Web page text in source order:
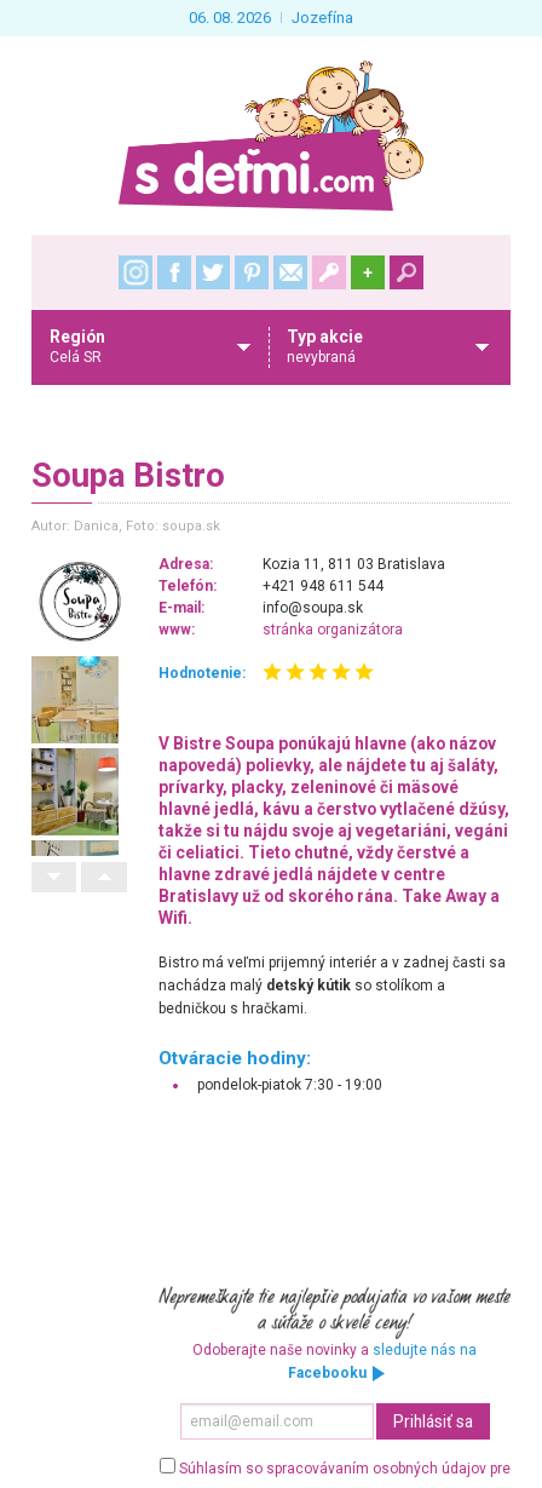
06. 08. 2026 Jozefína
+
Región
Celá SR
Typ akcie
nevybraná
Soupa Bistro
Autor: Danica, Foto: soupa.sk
Adresa:
Kozia 11, 811 03 Bratislava
Telefón:
+421 948 611 544
E-mail:
info@soupa.sk
www:
stránka organizátora
Hodnotenie:
V Bistre Soupa ponúkajú hlavne (ako názov
napovedá) polievky, ale nájdete tu aj šaláty,
prívarky, placky, zeleninové či mäsové
hlavné jedlá, kávu a čerstvo vytlačené džúsy,
takže si tu nájdu svoje aj vegetariáni, vegáni
či celiatici. Tieto chutné, vždy čerstvé a
hlavne zdravé jedlá nájdete v centre
Bratislavy už od skorého rána. Take Away a
Wifi.
Bistro má veľmi prijemný interiér a v zadnej časti sa
nachádza malý detský kútik so stolíkom a
bedničkou s hračkami.
Otváracie hodiny:
pondelok-piatok 7:30 - 19:00
Odoberajte naše novinky a sledujte nás na
Facebooku
Súhlasím so spracovávaním osobných údajov pre